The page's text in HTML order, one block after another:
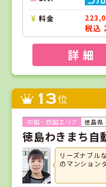
料金
税込
詳 細
13位
徳島県
徳島わきまち自
リーズナブル
のマンション